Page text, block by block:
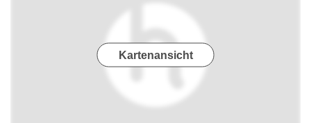
Kartenansicht